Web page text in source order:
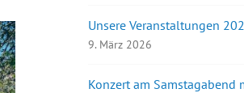
Unsere Veranstaltungen
9. März 2026
Konzert am Samstagabend